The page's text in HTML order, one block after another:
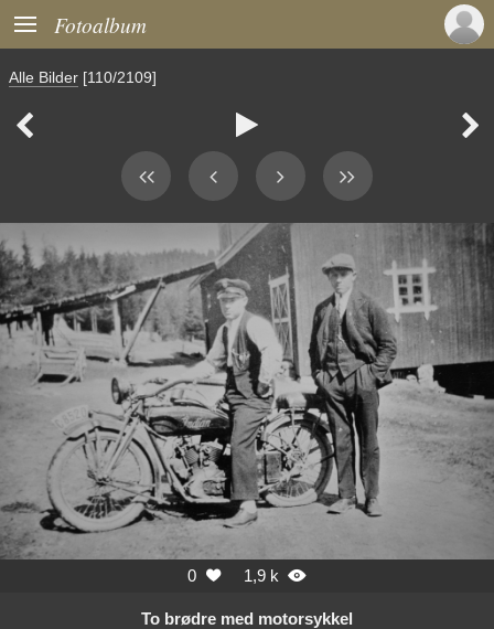
 Fotoalbum
Alle Bilder [110/2109]
  
0  1,9 k 
To brødre med motorsykkel